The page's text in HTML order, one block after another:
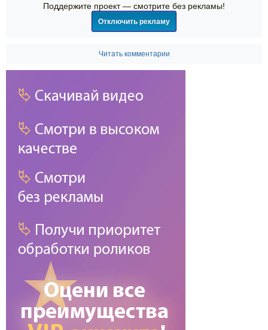
Поддержите проект — смотрите без рекламы!
Отключить рекламу
Читать комментарии